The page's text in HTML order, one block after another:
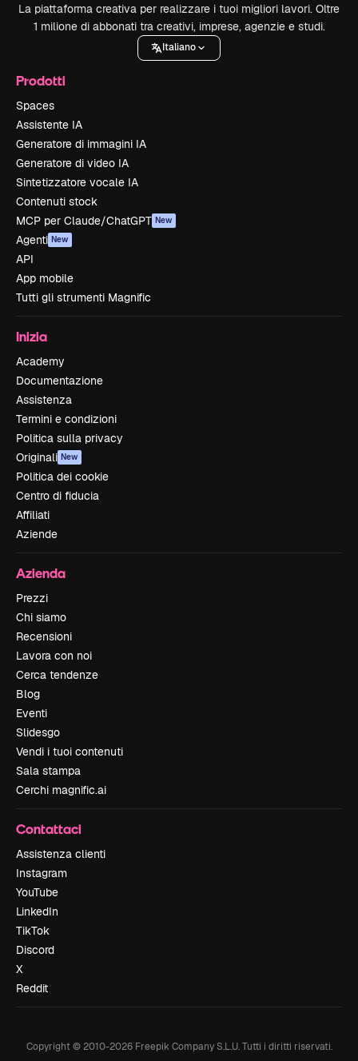
La piattaforma creativa per realizzare i tuoi migliori lavori. Oltre
1 milione di abbonati tra creativi, imprese, agenzie e studi.
Italiano
Prodotti
Spaces
Assistente IA
Generatore di immagini IA
Generatore di video IA
Sintetizzatore vocale IA
Contenuti stock
MCP per Claude/ChatGPT New
Agenti New
API
App mobile
Tutti gli strumenti Magnific
Inizia
Academy
Documentazione
Assistenza
Termini e condizioni
Politica sulla privacy
Originali New
Politica dei cookie
Centro di fiducia
Affiliati
Aziende
Azienda
Prezzi
Chi siamo
Recensioni
Lavora con noi
Cerca tendenze
Blog
Eventi
Slidesgo
Vendi i tuoi contenuti
Sala stampa
Cerchi magnific.ai
Contattaci
Assistenza clienti
Instagram
YouTube
LinkedIn
TikTok
Discord
X
Reddit
Copyright © 2010-2026Freepik Company S.L.U. Tutti i diritti riservati.